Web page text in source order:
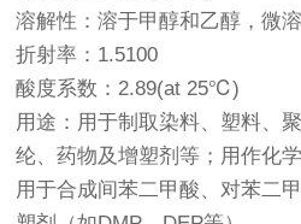
溶解性：溶于甲醇和乙醇，微
折射率：1.5100
酸度系数：2.89(at 25℃)
用途：用于制取染料、塑料、
纶、药物及增塑剂等；用作化
用于合成间苯二甲酸、对苯二